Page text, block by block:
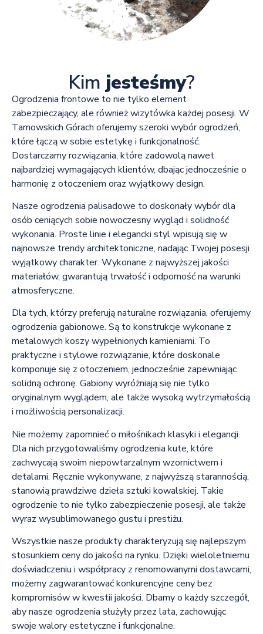
Kim jesteśmy?
Ogrodzenia frontowe to nie tylko element
zabezpieczający, ale również wizytówka każdej posesji. W
Tarnowskich Górach oferujemy szeroki wybór ogrodzeń,
które łączą w sobie estetykę i funkcjonalność.
Dostarczamy rozwiązania, które zadowolą nawet
najbardziej wymagających klientów, dbając jednocześnie o
harmonię z otoczeniem oraz wyjątkowy design.
Nasze ogrodzenia palisadowe to doskonały wybór dla
osób ceniących sobie nowoczesny wygląd i solidność
wykonania. Proste linie i elegancki styl wpisują się w
najnowsze trendy architektoniczne, nadając Twojej posesji
wyjątkowy charakter. Wykonane z najwyższej jakości
materiałów, gwarantują trwałość i odporność na warunki
atmosferyczne.
Dla tych, którzy preferują naturalne rozwiązania, oferujemy
ogrodzenia gabionowe. Są to konstrukcje wykonane z
metalowych koszy wypełnionych kamieniami. To
praktyczne i stylowe rozwiązanie, które doskonale
komponuje się z otoczeniem, jednocześnie zapewniając
solidną ochronę. Gabiony wyróżniają się nie tylko
oryginalnym wyglądem, ale także wysoką wytrzymałością
i możliwością personalizacji.
Nie możemy zapomnieć o miłośnikach klasyki i elegancji.
Dla nich przygotowaliśmy ogrodzenia kute, które
zachwycają swoim niepowtarzalnym wzornictwem i
detalami. Ręcznie wykonywane, z najwyższą starannością,
stanowią prawdziwe dzieła sztuki kowalskiej. Takie
ogrodzenie to nie tylko zabezpieczenie posesji, ale także
wyraz wysublimowanego gustu i prestiżu.
Wszystkie nasze produkty charakteryzują się najlepszym
stosunkiem ceny do jakości na rynku. Dzięki wieloletniemu
doświadczeniu i współpracy z renomowanymi dostawcami,
możemy zagwarantować konkurencyjne ceny bez
kompromisów w kwestii jakości. Dbamy o każdy szczegół,
aby nasze ogrodzenia służyły przez lata, zachowując
swoje walory estetyczne i funkcjonalne.